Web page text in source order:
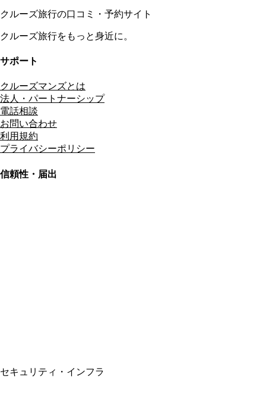
クルーズ旅行の口コミ・予約サイト
クルーズ旅行をもっと身近に。
サポート
クルーズマンズとは
法人・パートナーシップ
電話相談
お問い合わせ
利用規約
プライバシーポリシー
信頼性・届出
セキュリティ・インフラ